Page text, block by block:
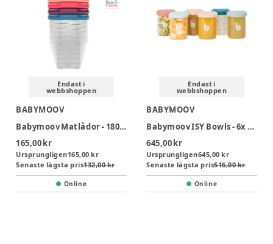
Endast i
webbshoppen
BABYMOOV
Babymoov Matlådor - 180ml
165,00 kr
Ursprungligen165,00 kr
Senaste lägsta pris132,00 kr
Online
Endast i
webbshoppen
BABYMOOV
Babymoov ISY Bowls - 6x 250ml
645,00 kr
Ursprungligen645,00 kr
Senaste lägsta pris516,00 kr
Online